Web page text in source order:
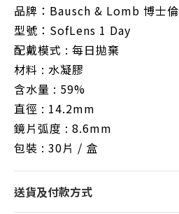
品牌：Bausch & Lomb 博士倫
型號：SofLens 1 Day
配戴模式 : 每日拋棄
材料 : 水凝膠
含水量 : 59%
直徑 : 14.2mm
鏡片弧度 : 8.6mm
包裝 : 30片 / 盒
送貨及付款方式